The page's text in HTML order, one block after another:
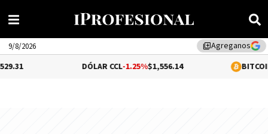
library_addAgreganos
9/8/2026
-1.25%$1,556.14 1.07%